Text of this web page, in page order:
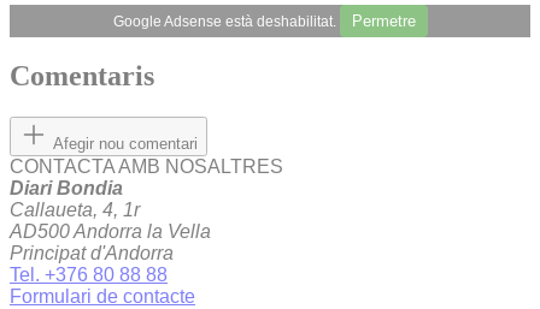
Google Adsense està deshabilitat. Permetre
Comentaris
Afegir nou comentari
CONTACTA AMB NOSALTRES
Diari Bondia
Callaueta, 4, 1r
AD500 Andorra la Vella
Principat d'Andorra
Tel. +376 80 88 88
Formulari de contacte